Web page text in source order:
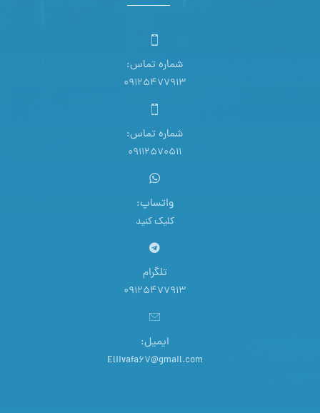
شماره تماس:
09125477913
شماره تماس:
09112570511
واتساپ:
کلیک کنید
تلگرام
09125477913
ایمیل:
Eliivafa67@gmail.com